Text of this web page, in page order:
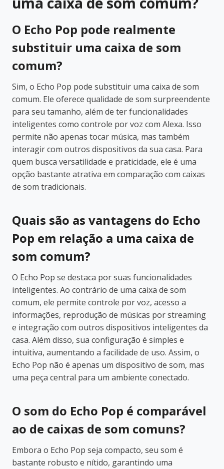
O Echo Pop pode realmente
substituir uma caixa de som
comum?
Sim, o Echo Pop pode substituir uma caixa de som
comum. Ele oferece qualidade de som surpreendente
para seu tamanho, além de ter funcionalidades
inteligentes como controle por voz com Alexa. Isso
permite não apenas tocar música, mas também
interagir com outros dispositivos da sua casa. Para
quem busca versatilidade e praticidade, ele é uma
opção bastante atrativa em comparação com caixas
de som tradicionais.
Quais são as vantagens do Echo
Pop em relação a uma caixa de
som comum?
O Echo Pop se destaca por suas funcionalidades
inteligentes. Ao contrário de uma caixa de som
comum, ele permite controle por voz, acesso a
informações, reprodução de músicas por streaming
e integração com outros dispositivos inteligentes da
casa. Além disso, sua configuração é simples e
intuitiva, aumentando a facilidade de uso. Assim, o
Echo Pop não é apenas um dispositivo de som, mas
uma peça central para um ambiente conectado.
O som do Echo Pop é comparável
ao de caixas de som comuns?
Embora o Echo Pop seja compacto, seu som é
bastante robusto e nítido, garantindo uma